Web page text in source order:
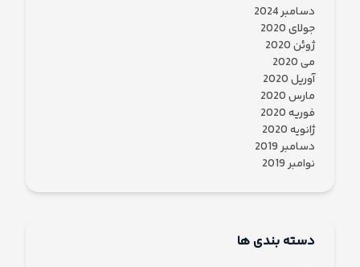
دسامبر 2024
جولای 2020
ژوئن 2020
می 2020
آوریل 2020
مارس 2020
فوریه 2020
ژانویه 2020
دسامبر 2019
نوامبر 2019
دسته بندی ها